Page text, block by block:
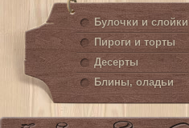
Булочки и слойки
Пироги и торты
Десерты
Блины, оладьи